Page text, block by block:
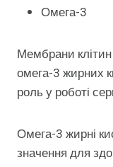
Омега-3
Мембрани
омега-3 жирних
роль у роботі
Омега-3 жирні
значення для